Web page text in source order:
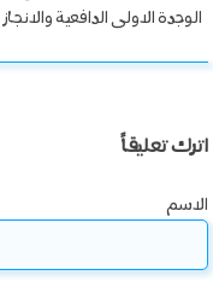
الوجدة الاولى الدافعية
اترك تعليقاً
الاسم